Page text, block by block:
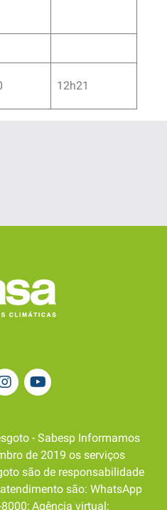
12h21
- Sabesp Informamos
de 2019 os serviços
são de responsabilidade
são: WhatsApp
Agência virtual: